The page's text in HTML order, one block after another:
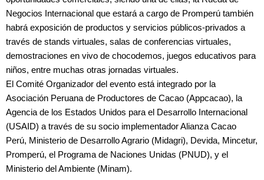
Negocios Internacional que estará a cargo de Promperú también
habrá exposición de productos y servicios públicos-privados a
través de stands virtuales, salas de conferencias virtuales,
demostraciones en vivo de chocodemos, juegos educativos para
niños, entre muchas otras jornadas virtuales.
El Comité Organizador del evento está integrado por la
Asociación Peruana de Productores de Cacao (Appcacao), la
Agencia de los Estados Unidos para el Desarrollo Internacional
(USAID) a través de su socio implementador Alianza Cacao
Perú, Ministerio de Desarrollo Agrario (Midagri), Devida, Mincetur,
Promperú, el Programa de Naciones Unidas (PNUD), y el
Ministerio del Ambiente (Minam).